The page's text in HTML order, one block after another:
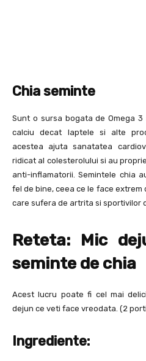
Chia seminte
Sunt o sursa bogata de Omega
calciu decat laptele si alte
acestea ajuta sanatatea
ridicat al colesterolului si au
anti-inflamatorii. Semintele chia
fel de bine, ceea ce le face
care sufera de artrita si sportivilor
Reteta: Mic
seminte de chia
Acest lucru poate fi cel mai
dejun ce veti face vreodata. (2
Ingrediente: